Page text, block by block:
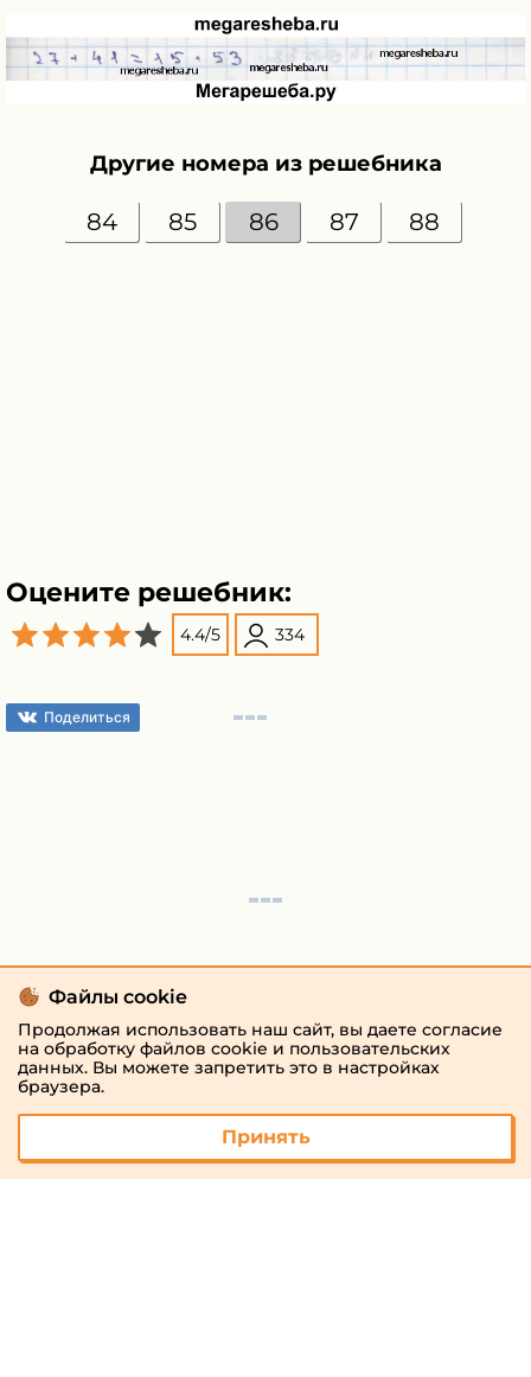
Другие номера из решебника
84 85 86 87 88
Оцените решебник:
4.4/5 334
Поделиться
Файлы cookie
Продолжая использовать наш сайт, вы даете согласие
на обработку файлов cookie и пользовательских
данных. Вы можете запретить это в настройках
браузера.
Принять